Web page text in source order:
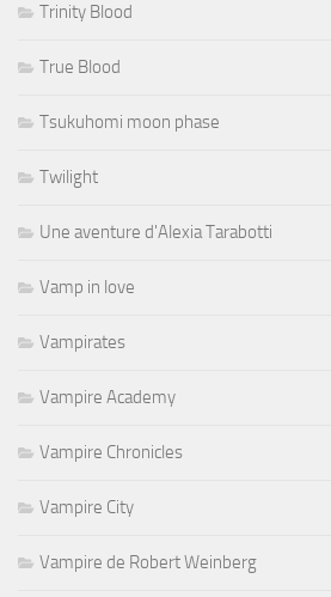
Trinity Blood
True Blood
Tsukuhomi moon phase
Twilight
Une aventure d'Alexia Tarabotti
Vamp in love
Vampirates
Vampire Academy
Vampire Chronicles
Vampire City
Vampire de Robert Weinberg